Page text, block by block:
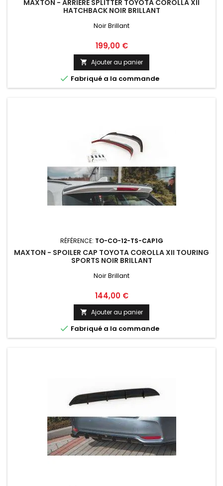
MAXTON - ARRIERE SPLITTER TOYOTA COROLLA XII
HATCHBACK NOIR BRILLANT
Noir Brillant
Prix
199,00 €
 Ajouter au panier
 Fabriqué a la commande
RÉFÉRENCE: TO-CO-12-TS-CAP1G
MAXTON - SPOILER CAP TOYOTA COROLLA XII TOURING
SPORTS NOIR BRILLANT
Noir Brillant
Prix
144,00 €
 Ajouter au panier
 Fabriqué a la commande